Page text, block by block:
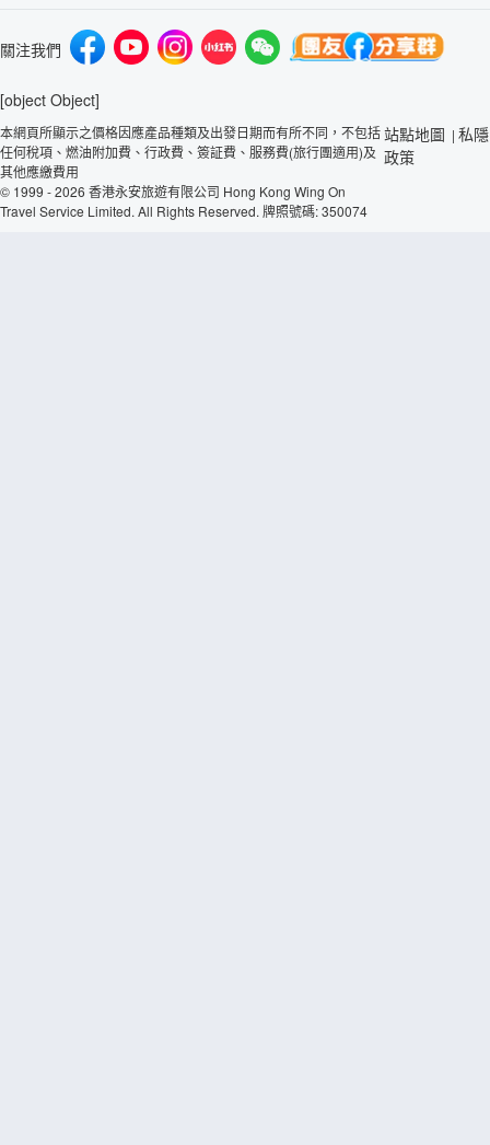
關注我們
[object Object]
本網頁所顯示之價格因應產品種類及出發日期而有所不同，不包括
任何稅項、燃油附加費、行政費、簽証費、服務費(旅行團適用)及
其他應繳費用
© 1999 - 2026 香港永安旅遊有限公司 Hong Kong Wing On
Travel Service Limited. All Rights Reserved. 牌照號碼: 350074
站點地圖 | 私隱
政策